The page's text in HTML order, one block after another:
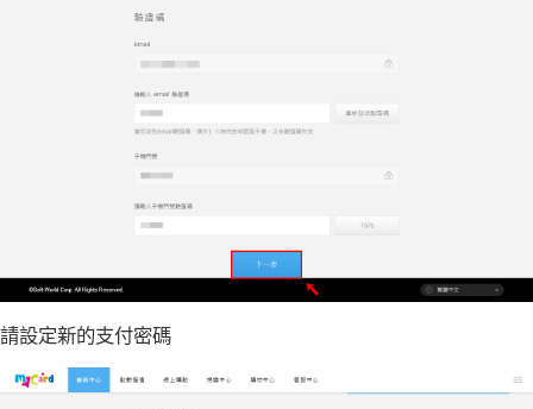
請設定新的支付密碼